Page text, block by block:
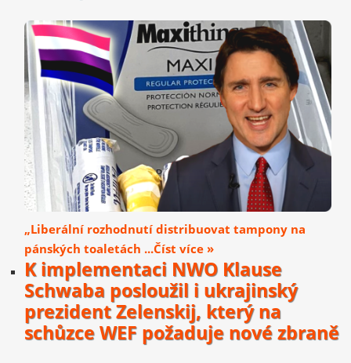
„Liberální rozhodnutí distribuovat tampony na
pánských toaletách ...Číst více »
K implementaci NWO Klause
Schwaba posloužil i ukrajinský
prezident Zelenskij, který na
schůzce WEF požaduje nové zbraně